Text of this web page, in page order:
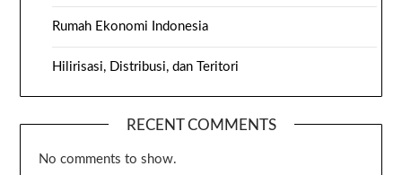
Rumah Ekonomi Indonesia
Hilirisasi, Distribusi, dan Teritori
RECENT COMMENTS
No comments to show.